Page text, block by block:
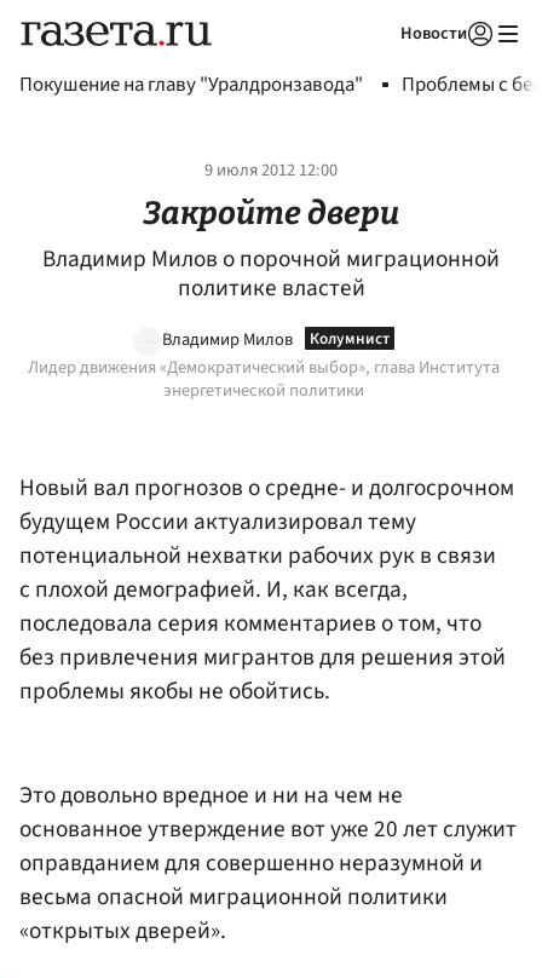
Новости
Покушение на главу "Уралдронзавода" Проблемы с
9 июля 2012 12:00
Закройте двери
Владимир Милов о порочной миграционной
политике властей
Владимир Милов
Лидер движения «Демократический выбор», глава Института
энергетической политики
Новый вал прогнозов о средне- и долгосрочном
будущем России актуализировал тему
потенциальной нехватки рабочих рук в связи
с плохой демографией. И, как всегда,
последовала серия комментариев о том, что
без привлечения мигрантов для решения этой
проблемы якобы не обойтись.
Это довольно вредное и ни на чем не
основанное утверждение вот уже 20 лет служит
оправданием для совершенно неразумной и
весьма опасной миграционной политики
«открытых дверей».